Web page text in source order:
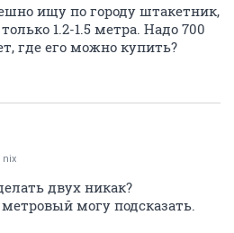
ищу по городу штакетник,
1.2-1.5 метра. Надо 700
где его можно купить?
nix
двух никак?
могу подсказать.